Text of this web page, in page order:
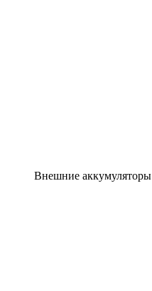
Внешние аккумуляторы